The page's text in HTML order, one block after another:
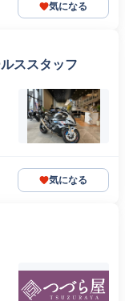
気になる
ススタッフ
気になる